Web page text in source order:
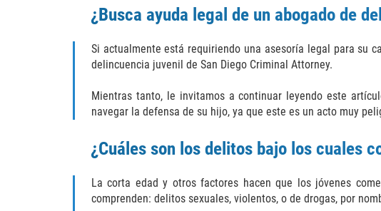
¿Busca ayuda legal de un abogado de
Si actualmente está requiriendo una asesoría legal para su
delincuencia juvenil de San Diego Criminal Attorney.
Mientras tanto, le invitamos a continuar leyendo este
navegar la defensa de su hijo, ya que este es un acto muy
¿Cuáles son los delitos bajo los cuales
La corta edad y otros factores hacen que los jóvenes
comprenden: delitos sexuales, violentos, o de drogas, por